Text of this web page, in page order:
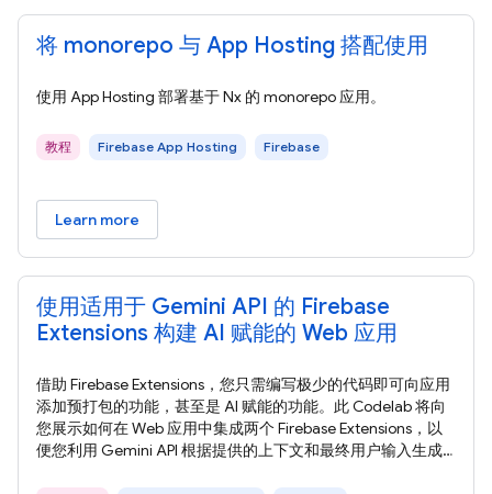
将 monorepo 与 App Hosting 搭配使用
使用 App Hosting 部署基于 Nx 的 monorepo 应用。
教程 Firebase App Hosting Firebase
Learn more
使用适用于 Gemini API 的 Firebase
Extensions 构建 AI 赋能的 Web 应用
借助 Firebase Extensions，您只需编写极少的代码即可向应用
添加预打包的功能，甚至是 AI 赋能的功能。此 Codelab 将向
您展示如何在 Web 应用中集成两个 Firebase Extensions，以
便您利用 Gemini API 根据提供的上下文和最终用户输入生成